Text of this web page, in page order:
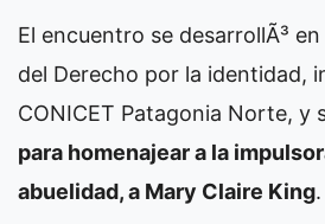
El encuentro se desarrollÃ³
del Derecho por la identidad,
CONICET Patagonia Norte, y
para homenajear a la
abuelidad, a Mary Claire King.